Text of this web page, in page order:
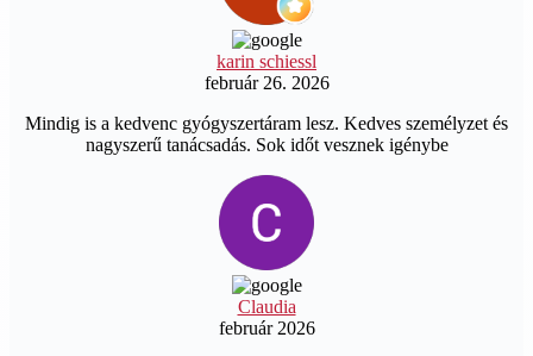
karin schiessl
február 26. 2026
Mindig is a kedvenc gyógyszertáram lesz. Kedves személyzet és
nagyszerű tanácsadás. Sok időt vesznek igénybe
Claudia
február 2026